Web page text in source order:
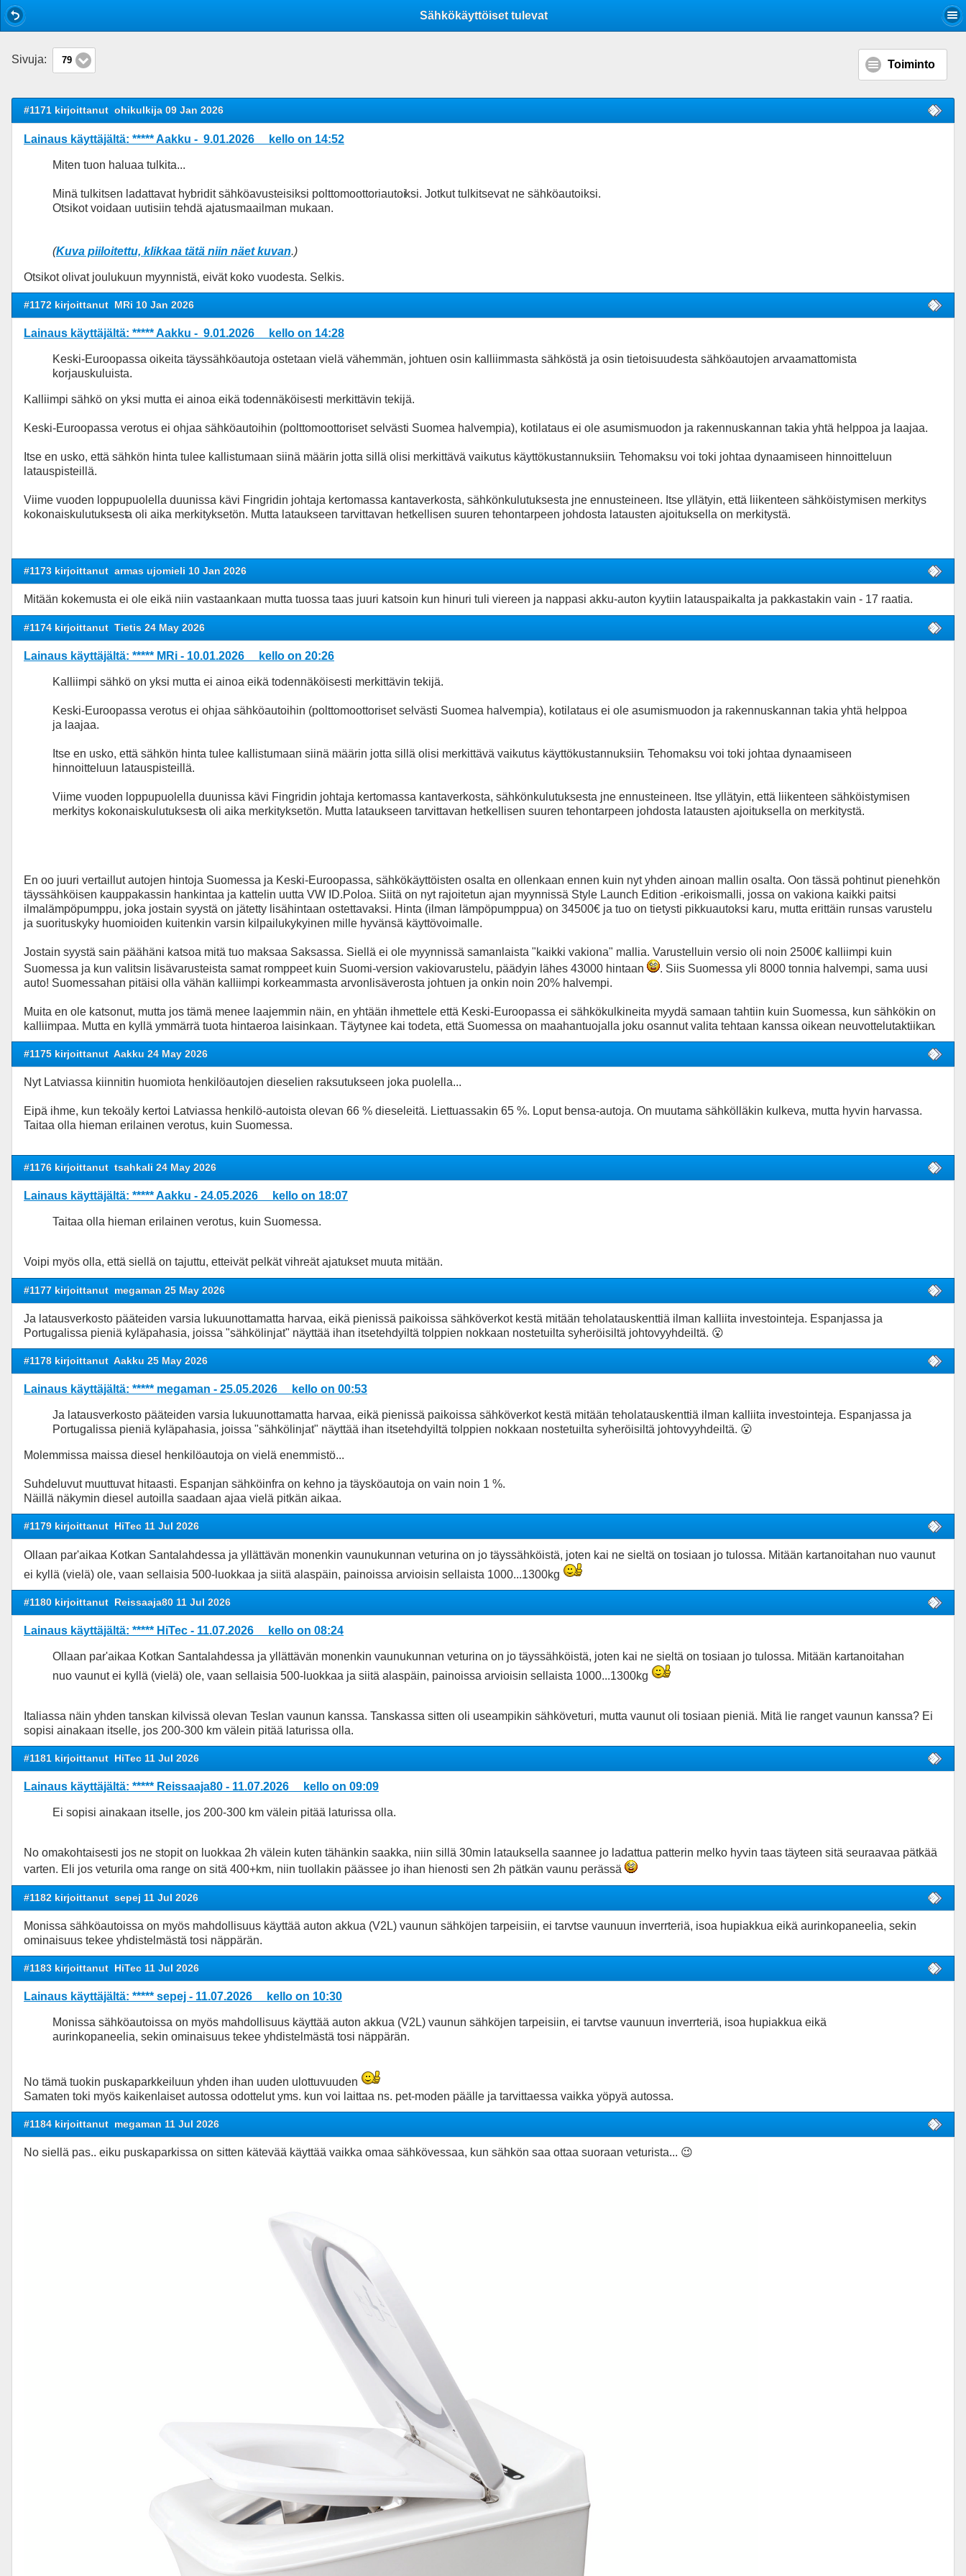
Sähkökäyttöiset tulevat
Sivuja: 79 Toiminto
#1171 kirjoittanut ohikulkija 09 Jan 2026
Lainaus käyttäjältä: ***** Aakku - 9.01.2026 kello on 14:52
Miten tuon haluaa tulkita...
Minä tulkitsen ladattavat hybridit sähköavusteisiksi polttomoottoriautoiksi. Jotkut tulkitsevat ne sähköautoiksi.
Otsikot voidaan uutisiin tehdä ajatusmaailman mukaan.
(Kuva piiloitettu, klikkaa tätä niin näet kuvan.)
Otsikot olivat joulukuun myynnistä, eivät koko vuodesta. Selkis.
#1172 kirjoittanut MRi 10 Jan 2026
Lainaus käyttäjältä: ***** Aakku - 9.01.2026 kello on 14:28
Keski-Euroopassa oikeita täyssähköautoja ostetaan vielä vähemmän, johtuen osin kalliimmasta sähköstä ja osin tietoisuudesta sähköautojen arvaamattomista
korjauskuluista.
Kalliimpi sähkö on yksi mutta ei ainoa eikä todennäköisesti merkittävin tekijä.
Keski-Euroopassa verotus ei ohjaa sähköautoihin (polttomoottoriset selvästi Suomea halvempia), kotilataus ei ole asumismuodon ja rakennuskannan takia yhtä helppoa ja laajaa.
Itse en usko, että sähkön hinta tulee kallistumaan siinä määrin jotta sillä olisi merkittävä vaikutus käyttökustannuksiin. Tehomaksu voi toki johtaa dynaamiseen hinnoitteluun
latauspisteillä.
Viime vuoden loppupuolella duunissa kävi Fingridin johtaja kertomassa kantaverkosta, sähkönkulutuksesta jne ennusteineen. Itse yllätyin, että liikenteen sähköistymisen merkitys
kokonaiskulutuksesta oli aika merkityksetön. Mutta lataukseen tarvittavan hetkellisen suuren tehontarpeen johdosta latausten ajoituksella on merkitystä.
#1173 kirjoittanut armas ujomieli 10 Jan 2026
Mitään kokemusta ei ole eikä niin vastaankaan mutta tuossa taas juuri katsoin kun hinuri tuli viereen ja nappasi akku-auton kyytiin latauspaikalta ja pakkastakin vain - 17 raatia.
#1174 kirjoittanut Tietis 24 May 2026
Lainaus käyttäjältä: ***** MRi - 10.01.2026 kello on 20:26
Kalliimpi sähkö on yksi mutta ei ainoa eikä todennäköisesti merkittävin tekijä.
Keski-Euroopassa verotus ei ohjaa sähköautoihin (polttomoottoriset selvästi Suomea halvempia), kotilataus ei ole asumismuodon ja rakennuskannan takia yhtä helppoa
ja laajaa.
Itse en usko, että sähkön hinta tulee kallistumaan siinä määrin jotta sillä olisi merkittävä vaikutus käyttökustannuksiin. Tehomaksu voi toki johtaa dynaamiseen
hinnoitteluun latauspisteillä.
Viime vuoden loppupuolella duunissa kävi Fingridin johtaja kertomassa kantaverkosta, sähkönkulutuksesta jne ennusteineen. Itse yllätyin, että liikenteen sähköistymisen
merkitys kokonaiskulutuksesta oli aika merkityksetön. Mutta lataukseen tarvittavan hetkellisen suuren tehontarpeen johdosta latausten ajoituksella on merkitystä.
En oo juuri vertaillut autojen hintoja Suomessa ja Keski-Euroopassa, sähkökäyttöisten osalta en ollenkaan ennen kuin nyt yhden ainoan mallin osalta. Oon tässä pohtinut pienehkön
täyssähköisen kauppakassin hankintaa ja kattelin uutta VW ID.Poloa. Siitä on nyt rajoitetun ajan myynnissä Style Launch Edition -erikoismalli, jossa on vakiona kaikki paitsi
ilmalämpöpumppu, joka jostain syystä on jätetty lisähintaan ostettavaksi. Hinta (ilman lämpöpumppua) on 34500€ ja tuo on tietysti pikkuautoksi karu, mutta erittäin runsas varustelu
ja suorituskyky huomioiden kuitenkin varsin kilpailukykyinen mille hyvänsä käyttövoimalle.
Jostain syystä sain päähäni katsoa mitä tuo maksaa Saksassa. Siellä ei ole myynnissä samanlaista "kaikki vakiona" mallia. Varustelluin versio oli noin 2500€ kalliimpi kuin
Suomessa ja kun valitsin lisävarusteista samat romppeet kuin Suomi-version vakiovarustelu, päädyin lähes 43000 hintaan
. Siis Suomessa yli 8000 tonnia halvempi, sama uusi
auto! Suomessahan pitäisi olla vähän kalliimpi korkeammasta arvonlisäverosta johtuen ja onkin noin 20% halvempi.
Muita en ole katsonut, mutta jos tämä menee laajemmin näin, en yhtään ihmettele että Keski-Euroopassa ei sähkökulkineita myydä samaan tahtiin kuin Suomessa, kun sähkökin on
kalliimpaa. Mutta en kyllä ymmärrä tuota hintaeroa laisinkaan. Täytynee kai todeta, että Suomessa on maahantuojalla joku osannut valita tehtaan kanssa oikean neuvottelutaktiikan.
#1175 kirjoittanut Aakku 24 May 2026
Nyt Latviassa kiinnitin huomiota henkilöautojen dieselien raksutukseen joka puolella...
Eipä ihme, kun tekoäly kertoi Latviassa henkilö-autoista olevan 66 % dieseleitä. Liettuassakin 65 %. Loput bensa-autoja. On muutama sähkölläkin kulkeva, mutta hyvin harvassa.
Taitaa olla hieman erilainen verotus, kuin Suomessa.
#1176 kirjoittanut tsahkali 24 May 2026
Lainaus käyttäjältä: ***** Aakku - 24.05.2026 kello on 18:07
Taitaa olla hieman erilainen verotus, kuin Suomessa.
Voipi myös olla, että siellä on tajuttu, etteivät pelkät vihreät ajatukset muuta mitään.
#1177 kirjoittanut megaman 25 May 2026
Ja latausverkosto pääteiden varsia lukuunottamatta harvaa, eikä pienissä paikoissa sähköverkot kestä mitään teholatauskenttiä ilman kalliita investointeja. Espanjassa ja
Portugalissa pieniä kyläpahasia, joissa "sähkölinjat" näyttää ihan itsetehdyiltä tolppien nokkaan nostetuilta syheröisiltä johtovyyhdeiltä. 😮
#1178 kirjoittanut Aakku 25 May 2026
Lainaus käyttäjältä: ***** megaman - 25.05.2026 kello on 00:53
Ja latausverkosto pääteiden varsia lukuunottamatta harvaa, eikä pienissä paikoissa sähköverkot kestä mitään teholatauskenttiä ilman kalliita investointeja. Espanjassa ja
Portugalissa pieniä kyläpahasia, joissa "sähkölinjat" näyttää ihan itsetehdyiltä tolppien nokkaan nostetuilta syheröisiltä johtovyyhdeiltä. 😮
Molemmissa maissa diesel henkilöautoja on vielä enemmistö...
Suhdeluvut muuttuvat hitaasti. Espanjan sähköinfra on kehno ja täysköautoja on vain noin 1 %.
Näillä näkymin diesel autoilla saadaan ajaa vielä pitkän aikaa.
#1179 kirjoittanut HiTec 11 Jul 2026
Ollaan par'aikaa Kotkan Santalahdessa ja yllättävän monenkin vaunukunnan veturina on jo täyssähköistä, joten kai ne sieltä on tosiaan jo tulossa. Mitään kartanoitahan nuo vaunut
ei kyllä (vielä) ole, vaan sellaisia 500-luokkaa ja siitä alaspäin, painoissa arvioisin sellaista 1000...1300kg
#1180 kirjoittanut Reissaaja80 11 Jul 2026
Lainaus käyttäjältä: ***** HiTec - 11.07.2026 kello on 08:24
Ollaan par'aikaa Kotkan Santalahdessa ja yllättävän monenkin vaunukunnan veturina on jo täyssähköistä, joten kai ne sieltä on tosiaan jo tulossa. Mitään kartanoitahan
nuo vaunut ei kyllä (vielä) ole, vaan sellaisia 500-luokkaa ja siitä alaspäin, painoissa arvioisin sellaista 1000...1300kg
Italiassa näin yhden tanskan kilvissä olevan Teslan vaunun kanssa. Tanskassa sitten oli useampikin sähköveturi, mutta vaunut oli tosiaan pieniä. Mitä lie ranget vaunun kanssa? Ei
sopisi ainakaan itselle, jos 200-300 km välein pitää laturissa olla.
#1181 kirjoittanut HiTec 11 Jul 2026
Lainaus käyttäjältä: ***** Reissaaja80 - 11.07.2026 kello on 09:09
Ei sopisi ainakaan itselle, jos 200-300 km välein pitää laturissa olla.
No omakohtaisesti jos ne stopit on luokkaa 2h välein kuten tähänkin saakka, niin sillä 30min latauksella saannee jo ladattua patterin melko hyvin taas täyteen sitä seuraavaa pätkää
varten. Eli jos veturila oma range on sitä 400+km, niin tuollakin päässee jo ihan hienosti sen 2h pätkän vaunu perässä
#1182 kirjoittanut sepej 11 Jul 2026
Monissa sähköautoissa on myös mahdollisuus käyttää auton akkua (V2L) vaunun sähköjen tarpeisiin, ei tarvtse vaunuun inverrteriä, isoa hupiakkua eikä aurinkopaneelia, sekin
ominaisuus tekee yhdistelmästä tosi näppärän.
#1183 kirjoittanut HiTec 11 Jul 2026
Lainaus käyttäjältä: ***** sepej - 11.07.2026 kello on 10:30
Monissa sähköautoissa on myös mahdollisuus käyttää auton akkua (V2L) vaunun sähköjen tarpeisiin, ei tarvtse vaunuun inverrteriä, isoa hupiakkua eikä
aurinkopaneelia, sekin ominaisuus tekee yhdistelmästä tosi näppärän.
No tämä tuokin puskaparkkeiluun yhden ihan uuden ulottuvuuden
Samaten toki myös kaikenlaiset autossa odottelut yms. kun voi laittaa ns. pet-moden päälle ja tarvittaessa vaikka yöpyä autossa.
#1184 kirjoittanut megaman 11 Jul 2026
No siellä pas.. eiku puskaparkissa on sitten kätevää käyttää vaikka omaa sähkövessaa, kun sähkön saa ottaa suoraan veturista... 😉